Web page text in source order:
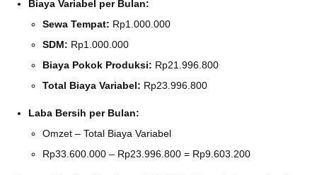
Biaya Variabel per Bulan:
Sewa Tempat: Rp1.000.000
SDM: Rp1.000.000
Biaya Pokok Produksi: Rp21.996.800
Total Biaya Variabel: Rp23.996.800
Laba Bersih per Bulan:
Omzet – Total Biaya Variabel
Rp33.600.000 – Rp23.996.800 = Rp9.603.200